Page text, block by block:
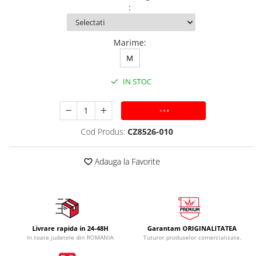
:
Marime:
M
IN STOC
ADAUGA IN COS
Cod Produs: CZ8526-010
Adauga la Favorite
Livrare rapida in 24-48H
In toate judetele din ROMANIA
Garantam ORIGINALITATEA
Tuturor produselor comercializate.